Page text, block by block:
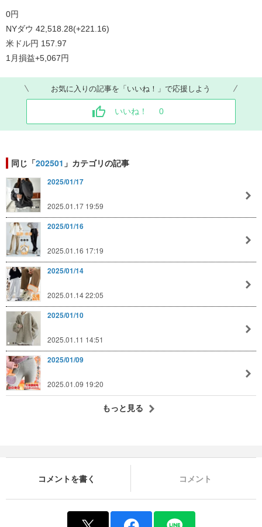
0円
NYダウ 42,518.28(+221.16)
米ドル円 157.97
1 月損益+5,067円
お気に入りの記事を「いいね！」で応援しよう
いいね！ 0
同じ「202501 」カテゴリの記事
2025/01/17
2025.01.17 19:59
2025/01/16
2025.01.16 17:19
2025/01/14
2025.01.14 22:05
2025/01/10
2025.01.11 14:51
2025/01/09
2025.01.09 19:20
もっと見る
コメントを書く コメント